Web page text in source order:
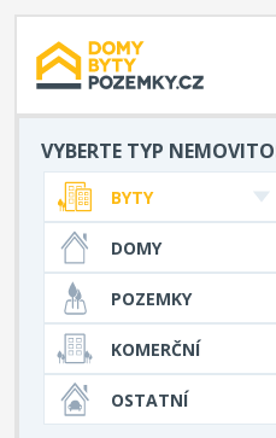
VYBERTE TYP
BYTY
DOMY
POZEMKY
KOMERČNÍ
OSTATNÍ